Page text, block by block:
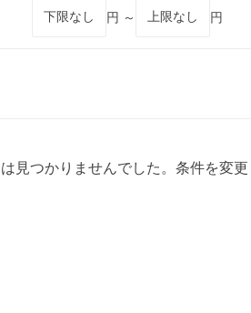
円 ～ 円
見つかりませんでした。条件を変更